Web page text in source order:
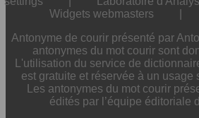
Widgets webmasters
Antonyme de courir présenté par
antonymes du mot courir sont
L'utilisation du service de
est gratuite et réservée à un usage
Les antonymes du mot courir
édités par l’équipe éditoriale